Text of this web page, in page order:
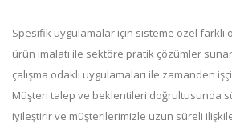
Spesifik uygulamalar için sisteme özel farklı
ürün imalatı ile sektöre pratik çözümler
çalışma odaklı uygulamaları ile zamanden
Müşteri talep ve beklentileri doğrultusunda
iyileştirir ve müşterilerimizle uzun süreli